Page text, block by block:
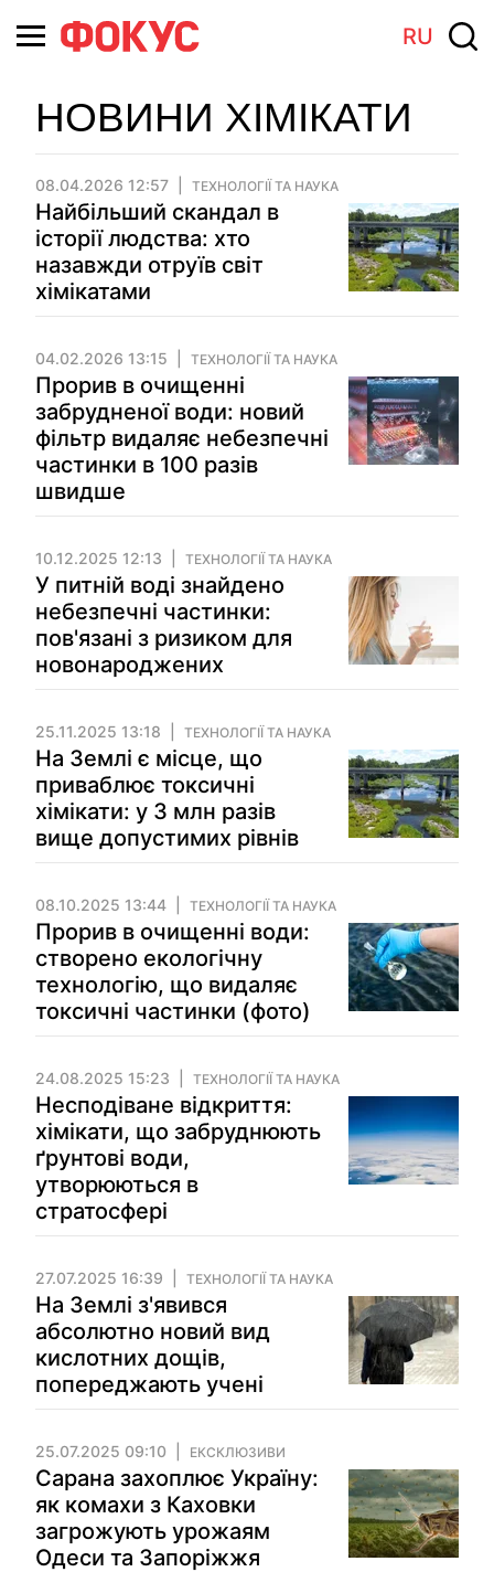
RU
НОВИНИ ХІМІКАТИ
08.04.2026 12:57 ТЕХНОЛОГІЇ ТА НАУКА
Найбільший скандал в
історії людства: хто
назавжди отруїв світ
хімікатами
04.02.2026 13:15 ТЕХНОЛОГІЇ ТА НАУКА
Прорив в очищенні
забрудненої води: новий
фільтр видаляє небезпечні
частинки в 100 разів
швидше
10.12.2025 12:13 ТЕХНОЛОГІЇ ТА НАУКА
У питній воді знайдено
небезпечні частинки:
пов'язані з ризиком для
новонароджених
25.11.2025 13:18 ТЕХНОЛОГІЇ ТА НАУКА
На Землі є місце, що
приваблює токсичні
хімікати: у 3 млн разів
вище допустимих рівнів
08.10.2025 13:44 ТЕХНОЛОГІЇ ТА НАУКА
Прорив в очищенні води:
створено екологічну
технологію, що видаляє
токсичні частинки (фото)
24.08.2025 15:23 ТЕХНОЛОГІЇ ТА НАУКА
Несподіване відкриття:
хімікати, що забруднюють
ґрунтові води,
утворюються в
стратосфері
27.07.2025 16:39 ТЕХНОЛОГІЇ ТА НАУКА
На Землі з'явився
абсолютно новий вид
кислотних дощів,
попереджають учені
25.07.2025 09:10 ЕКСКЛЮЗИВИ
Сарана захоплює Україну:
як комахи з Каховки
загрожують урожаям
Одеси та Запоріжжя